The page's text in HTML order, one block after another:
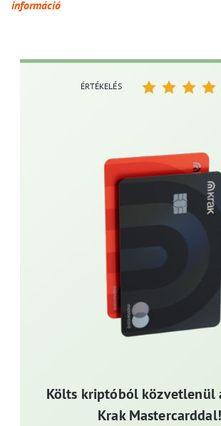
információ
Költs kriptóból közvetlenül
Krak Mastercarddal!
ÉRTÉKELÉS